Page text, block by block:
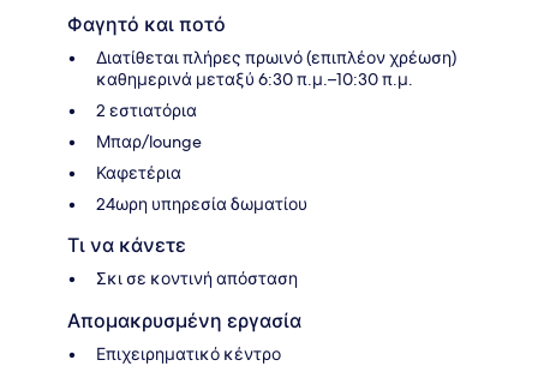
Φαγητό και ποτό
Διατίθεται πλήρες πρωινό (επιπλέον χρέωση)
καθημερινά μεταξύ 6:30 π.μ.–10:30 π.μ.
2 εστιατόρια
Μπαρ/lounge
Καφετέρια
24ωρη υπηρεσία δωματίου
Τι να κάνετε
Σκι σε κοντινή απόσταση
Απομακρυσμένη εργασία
Επιχειρηματικό κέντρο